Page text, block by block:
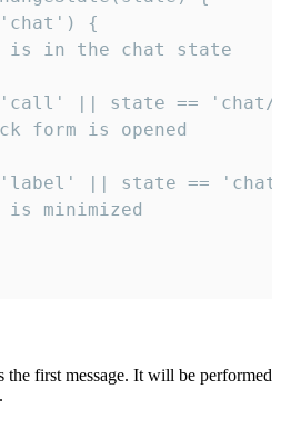
{
is in the chat state
|| state ==
form is opened
|| state ==
is minimized
the first message. It will be performed